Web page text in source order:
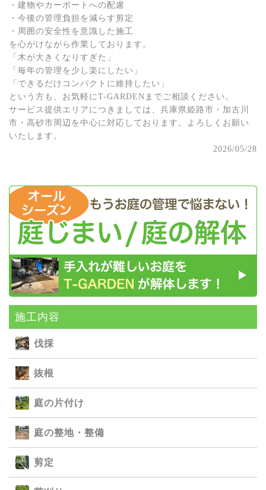
施⼯内容
伐採
抜根
庭の⽚付け
庭の整地・整備
剪定
・建物やカーポートへの配慮
・今後の管理負担を減らす剪定
・周囲の安全性を意識した施工
を心がけながら作業しております。
「木が大きくなりすぎた」
「毎年の管理を少し楽にしたい」
「できるだけコンパクトに維持したい」
という方も、お気軽にT-GARDENまでご相談ください。
サービス提供エリアにつきましては、兵庫県姫路市・加古川
市・高砂市周辺を中心に対応しております。よろしくお願い
いたします。
2026/05/28